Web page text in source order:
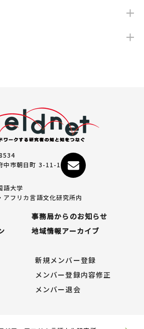
中市朝日町 3-11-1
語大学
アフリカ言語文化研究所内
事務局からのお知らせ
地域情報アーカイブ
新規メンバー登録
メンバー登録内容修正
メンバー退会